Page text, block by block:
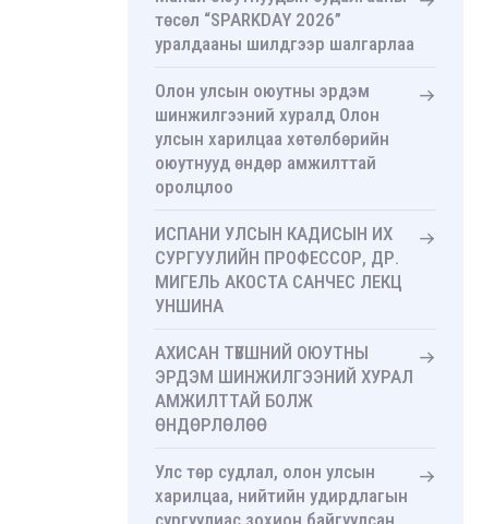
төсөл “SPARKDAY 2026”
уралдааны шилдгээр шалгарлаа
Олон улсын оюутны эрдэм
шинжилгээний хуралд Олон
улсын харилцаа хөтөлбөрийн
оюутнууд өндөр амжилттай
оролцлоо
ИСПАНИ УЛСЫН КАДИСЫН ИХ
СУРГУУЛИЙН ПРОФЕССОР, ДР.
МИГЕЛЬ АКОСТА САНЧЕС ЛЕКЦ
УНШИНА
АХИСАН ТҮВШНИЙ ОЮУТНЫ
ЭРДЭМ ШИНЖИЛГЭЭНИЙ ХУРАЛ
АМЖИЛТТАЙ БОЛЖ
ӨНДӨРЛӨЛӨӨ
Улс төр судлал, олон улсын
харилцаа, нийтийн удирдлагын
сургуулиас зохион байгуулсан